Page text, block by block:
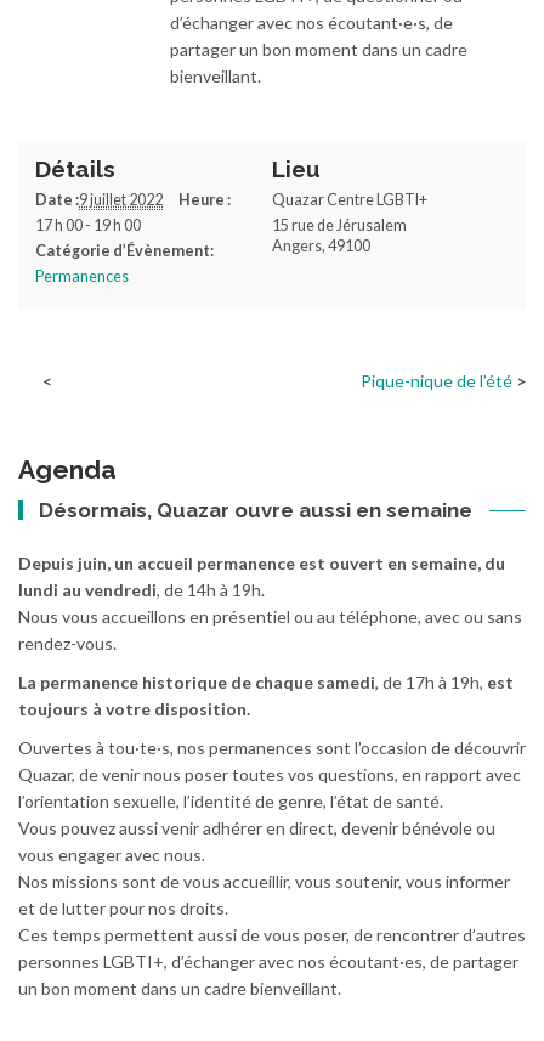
d’échanger avec nos écoutant·e·s, de
partager un bon moment dans un cadre
bienveillant.
Détails
Date :9 juillet 2022
Heure :
17 h 00 - 19 h 00
Catégorie d’Évènement:
Permanences
Lieu
Quazar Centre LGBTI+
15 rue de Jérusalem
Angers, 49100
Pique-nique de l’été
Agenda
Désormais, Quazar ouvre aussi en semaine
Depuis juin, un accueil permanence est ouvert en semaine, du
lundi au vendredi, de 14h à 19h.
Nous vous accueillons en présentiel ou au téléphone, avec ou sans
rendez-vous.
La permanence historique de chaque samedi, de 17h à 19h, est
toujours à votre disposition.
Ouvertes à tou·te·s, nos permanences sont l’occasion de découvrir
Quazar, de venir nous poser toutes vos questions, en rapport avec
l’orientation sexuelle, l’identité de genre, l’état de santé.
Vous pouvez aussi venir adhérer en direct, devenir bénévole ou
vous engager avec nous.
Nos missions sont de vous accueillir, vous soutenir, vous informer
et de lutter pour nos droits.
Ces temps permettent aussi de vous poser, de rencontrer d’autres
personnes LGBTI+, d’échanger avec nos écoutant·es, de partager
un bon moment dans un cadre bienveillant.